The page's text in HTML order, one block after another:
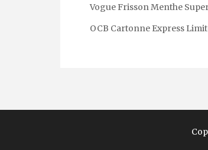
Vogue Frisson Menthe
OCB Cartonne Express